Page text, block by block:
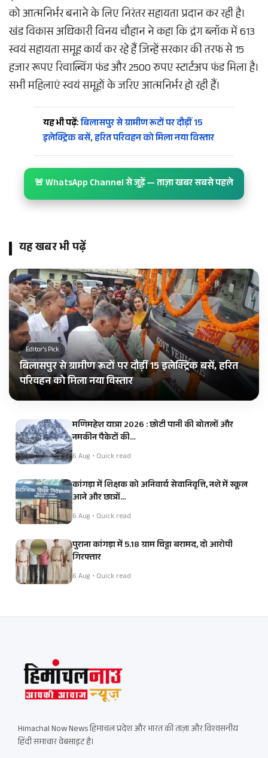
को आत्मनिर्भर बनाने के लिए निरंतर सहायता प्रदान कर रही है।
खंड विकास अधिकारी विनय चौहान ने कहा कि द्रंग ब्लॉक में 613
स्वयं सहायता समूह कार्य कर रहे हैं जिन्हें सरकार की तरफ से 15
हजार रूपए रिवाल्विंग फंड और 2500 रुपए स्टार्टअप फंड मिला है।
सभी महिलाएं स्वयं समूहों के जरिए आत्मनिर्भर हो रही हैं।
यह भी पढ़ें:बिलासपुर से ग्रामीण रूटों पर दौड़ीं 15
इलेक्ट्रिक बसें, हरित परिवहन को मिला नया विस्तार
🚨 WhatsApp Channel से जुड़ें — ताज़ा खबर सबसे पहले
यह खबर भी पढ़ें
Editor's Pick
बिलासपुर से ग्रामीण रूटों पर दौड़ीं 15 इलेक्ट्रिक बसें, हरित
परिवहन को मिला नया विस्तार
मणिमहेश यात्रा 2026 : छोटी पानी की बोतलों और
नमकीन पैकेटों की…
6 Aug • Quick read
कांगड़ा में शिक्षक को अनिवार्य सेवानिवृत्ति, नशे में स्कूल
आने और छात्रों…
6 Aug • Quick read
पुराना कांगड़ा में 5.18 ग्राम चिट्टा बरामद, दो आरोपी
गिरफ्तार
6 Aug • Quick read
Himachal Now News हिमाचल प्रदेश और भारत की ताज़ा और विश्वसनीय
हिंदी समाचार वेबसाइट है।